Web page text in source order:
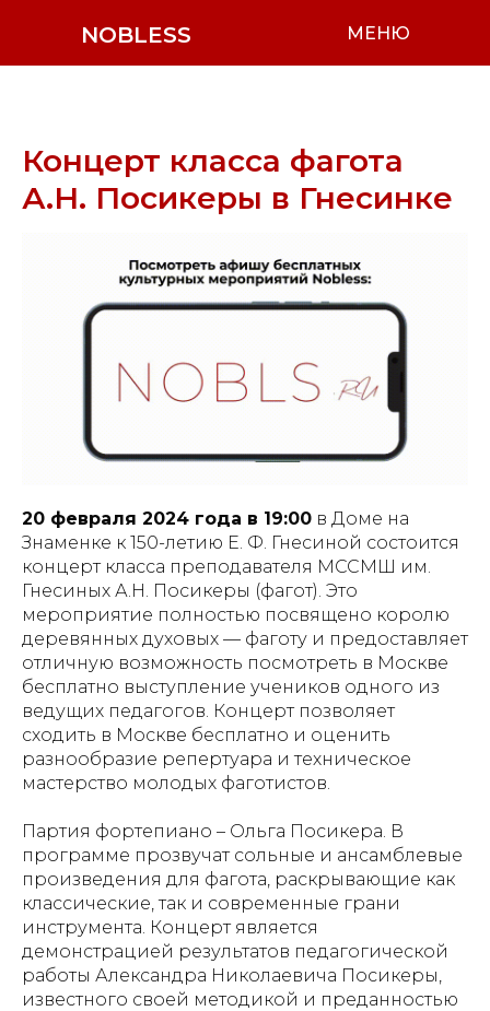
NOBLESS МЕНЮ
Концерт класса фагота
А.Н. Посикеры в Гнесинке
20 февраля 2024 года в 19:00 в Доме на
Знаменке к 150-летию Е. Ф. Гнесиной состоится
концерт класса преподавателя МССМШ им.
Гнесиных А.Н. Посикеры (фагот). Это
мероприятие полностью посвящено королю
деревянных духовых — фаготу и предоставляет
отличную возможность посмотреть в Москве
бесплатно выступление учеников одного из
ведущих педагогов. Концерт позволяет
сходить в Москве бесплатно и оценить
разнообразие репертуара и техническое
мастерство молодых фаготистов.
Партия фортепиано – Ольга Посикера. В
программе прозвучат сольные и ансамблевые
произведения для фагота, раскрывающие как
классические, так и современные грани
инструмента. Концерт является
демонстрацией результатов педагогической
работы Александра Николаевича Посикеры,
известного своей методикой и преданностью